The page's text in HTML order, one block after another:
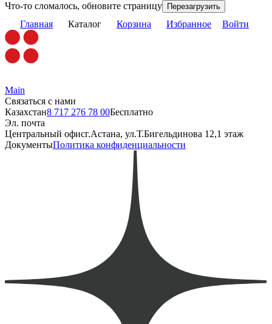
Что-то сломалось, обновите страницу Перезагрузить
Главная Каталог Корзина Избранное Войти
Main
Связаться с нами
Казахстан8 717 276 78 00Бесплатно
Эл. почта
Центральный офисг.Астана, ул.Т.Бигельдинова 12,1 этаж
ДокументыПолитика конфиденциальности